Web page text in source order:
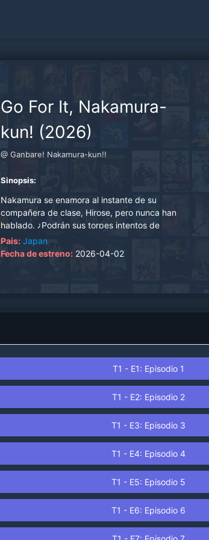
Go For It, Nakamura-
kun! (2026)
@ Ganbare! Nakamura-kun!!
Sinopsis:
Nakamura se enamora al instante de su
compañera de clase, Hirose, pero nunca han
hablado. ¿Podrán sus torpes intentos de
saludarla dar pie a una verdadera conexión?.
Pais: Japan
Fecha de estreno: 2026-04-02
T1 - E1: Episodio 1
T1 - E2: Episodio 2
T1 - E3: Episodio 3
T1 - E4: Episodio 4
T1 - E5: Episodio 5
T1 - E6: Episodio 6